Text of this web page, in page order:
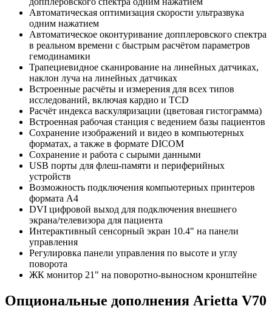
Автоматическая оптимизация скорости ультразвука
одним нажатием
Автоматическое оконтуривание допплеровского спектра
в реальном времени с быстрым расчётом параметров
гемодинамики
Трапециевидное сканирование на линейных датчиках,
наклон луча на линейных датчиках
Встроенные расчёты и измерения для всех типов
исследований, включая кардио и TCD
Расчёт индекса васкуляризации (цветовая гистограмма)
Встроенная рабочая станция с ведением базы пациентов
Сохранение изображений и видео в компьютерных
форматах, а также в формате DICOM
Сохранение и работа с сырыми данными
USB порты для флеш-памяти и периферийных
устройств
Возможность подключения компьютерных принтеров
формата А4
DVI цифровой выход для подключения внешнего
экрана/телевизора для пациента
Интерактивный сенсорный экран 10.4" на панели
управления
Регулировка панели управления по высоте и углу
поворота
ЖК монитор 21" на поворотно-выносном кронштейне
Опциональные дополнения Arietta V70